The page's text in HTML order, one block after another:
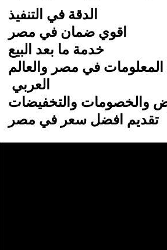
الدقة في التنفيذ
اقوي ضمان في مصر
خدمة ما بعد البيع
في مصر والعالم
العربي
والخصومات والتخفيضات
تقديم افضل سعر في مصر